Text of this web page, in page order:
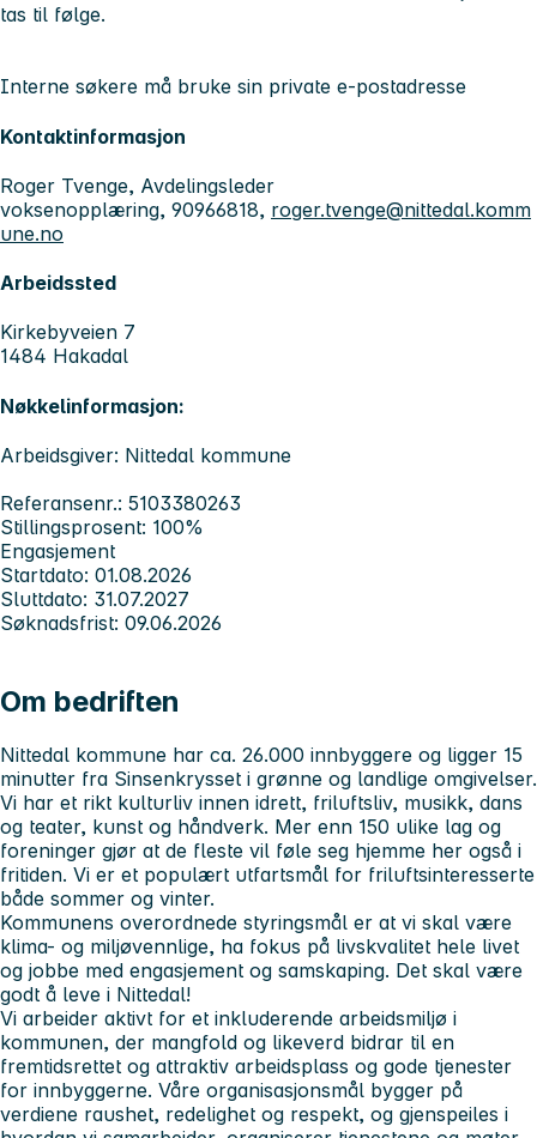
tas til følge.
Interne søkere må bruke sin private e-postadresse
Kontaktinformasjon
Roger Tvenge, Avdelingsleder
voksenopplæring, 90966818, roger.tvenge@nittedal.komm
une.no
Arbeidssted
Kirkebyveien 7
1484 Hakadal
Nøkkelinformasjon:
Arbeidsgiver: Nittedal kommune
Referansenr.: 5103380263
Stillingsprosent: 100%
Engasjement
Startdato: 01.08.2026
Sluttdato: 31.07.2027
Søknadsfrist: 09.06.2026
Om bedriften
Nittedal kommune har ca. 26.000 innbyggere og ligger 15
minutter fra Sinsenkrysset i grønne og landlige omgivelser.
Vi har et rikt kulturliv innen idrett, friluftsliv, musikk, dans
og teater, kunst og håndverk. Mer enn 150 ulike lag og
foreninger gjør at de fleste vil føle seg hjemme her også i
fritiden. Vi er et populært utfartsmål for friluftsinteresserte
både sommer og vinter.
Kommunens overordnede styringsmål er at vi skal være
klima- og miljøvennlige, ha fokus på livskvalitet hele livet
og jobbe med engasjement og samskaping. Det skal være
godt å leve i Nittedal!
Vi arbeider aktivt for et inkluderende arbeidsmiljø i
kommunen, der mangfold og likeverd bidrar til en
fremtidsrettet og attraktiv arbeidsplass og gode tjenester
for innbyggerne. Våre organisasjonsmål bygger på
verdiene raushet, redelighet og respekt, og gjenspeiles i